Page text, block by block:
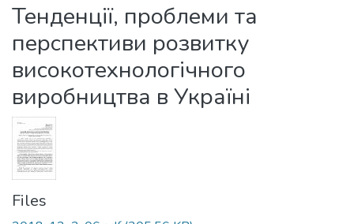
Тенденції, проблеми та
перспективи розвитку
високотехнологічного
виробництва в Україні
Files